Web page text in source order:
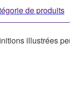
de produits
illustrées